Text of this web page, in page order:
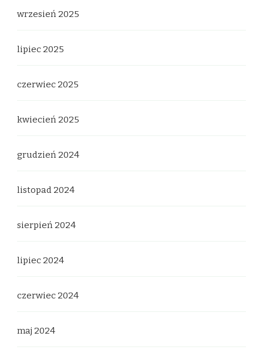
wrzesień 2025
lipiec 2025
czerwiec 2025
kwiecień 2025
grudzień 2024
listopad 2024
sierpień 2024
lipiec 2024
czerwiec 2024
maj 2024